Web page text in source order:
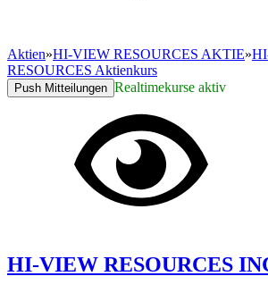
Aktien»HI-VIEW RESOURCES AKTIE»
RESOURCES Aktienkurs
Push Mitteilungen Realtimekurse aktiv
HI-VIEW RESOURCES